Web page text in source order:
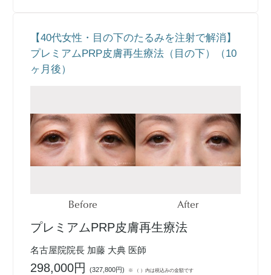
【40代女性・目の下のたるみを注射で解消】
プレミアムPRP皮膚再生療法（目の下）（10
ヶ月後）
Before After
プレミアムPRP皮膚再生療法
名古屋院院長 加藤 大典 医師
298,000円(327,800円) ※ （ ）内は税込みの金額です